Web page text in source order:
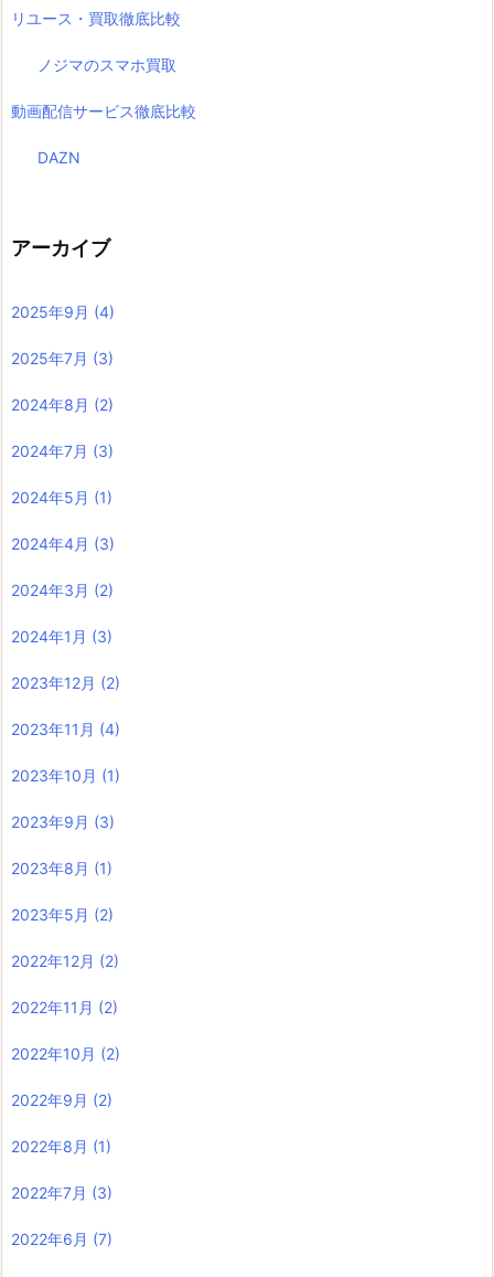
リユース・買取徹底比較
ノジマのスマホ買取
動画配信サービス徹底比較
DAZN
アーカイブ
2025年9月 (4)
2025年7月 (3)
2024年8月 (2)
2024年7月 (3)
2024年5月 (1)
2024年4月 (3)
2024年3月 (2)
2024年1月 (3)
2023年12月 (2)
2023年11月 (4)
2023年10月 (1)
2023年9月 (3)
2023年8月 (1)
2023年5月 (2)
2022年12月 (2)
2022年11月 (2)
2022年10月 (2)
2022年9月 (2)
2022年8月 (1)
2022年7月 (3)
2022年6月 (7)